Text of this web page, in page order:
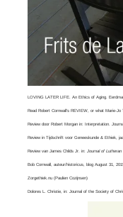
LOVING LATER LIFE. An Ethics of Aging.
ReadRobert Cornwall’s REVIEW , or whatMarie-Jo
Review door Robert Morgan in:Interpretation.
Review in Tijdschrift voor Geneeskunde & Ethiek,
Review van James Childs Jr . in: Journal of
Bob Cornwall , auteur/historicus, blog August 31,
Zorgethiek.nu (Paulien Cozijnsen)
Dolores L. Christie, in: Journal of the Society of